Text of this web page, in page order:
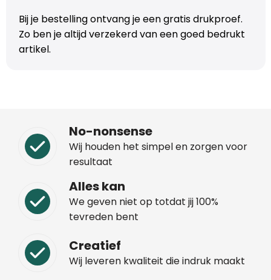
Bij je bestelling ontvang je een gratis drukproef.
Zo ben je altijd verzekerd van een goed bedrukt
artikel.
No-nonsense
Wij houden het simpel en zorgen voor
resultaat
Alles kan
We geven niet op totdat jij 100%
tevreden bent
Creatief
Wij leveren kwaliteit die indruk maakt